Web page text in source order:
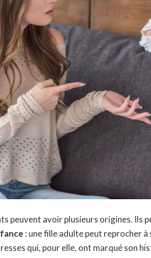
peuvent avoir plusieurs origines. Ils
: une fille adulte peut reprocher
qui, pour elle, ont marqué son